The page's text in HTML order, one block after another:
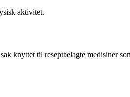
aktivitet.
knyttet til reseptbelagte medisiner